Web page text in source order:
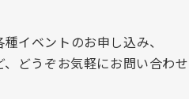
イベントのお申し込み、
どうぞお気軽にお問い合わせ